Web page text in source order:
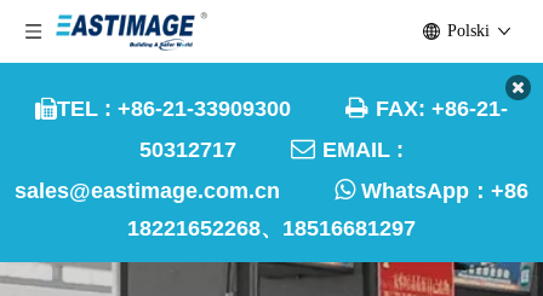
TEL : +86-21-33909300  FAX: +86-21-
50312717  EMAIL :
sales@eastimage.com.cn
WhatsApp： +86
18221652268、18516681297
Polski